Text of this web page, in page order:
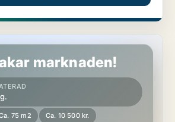
marknaden!
75 m2 Ca. 10 500 kr.